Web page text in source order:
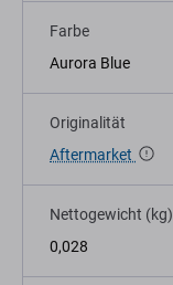
Farbe
Aurora Blue
Originalität
Aftermarket
Nettogewicht (kg)
0,028